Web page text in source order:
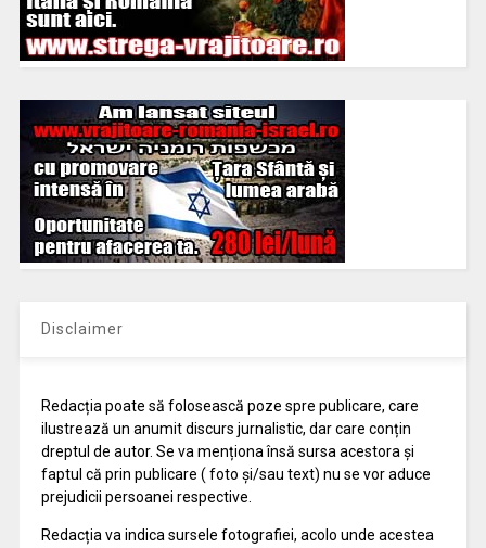
Disclaimer
Redacția poate să folosească poze spre publicare, care
ilustrează un anumit discurs jurnalistic, dar care conțin
dreptul de autor. Se va menționa însă sursa acestora și
faptul că prin publicare ( foto și/sau text) nu se vor aduce
prejudicii persoanei respective.
Redacția va indica sursele fotografiei, acolo unde acestea